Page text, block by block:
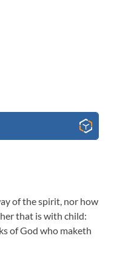
of the spirit, nor how
that is with child:
of God who maketh